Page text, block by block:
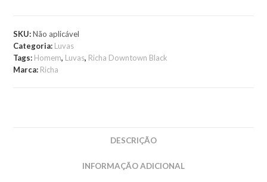
SKU:Não aplicável
Categoria: Luvas
Tags: Homem, Luvas, Richa Downtown Black
Marca: Richa
DESCRIÇÃO
INFORMAÇÃO ADICIONAL